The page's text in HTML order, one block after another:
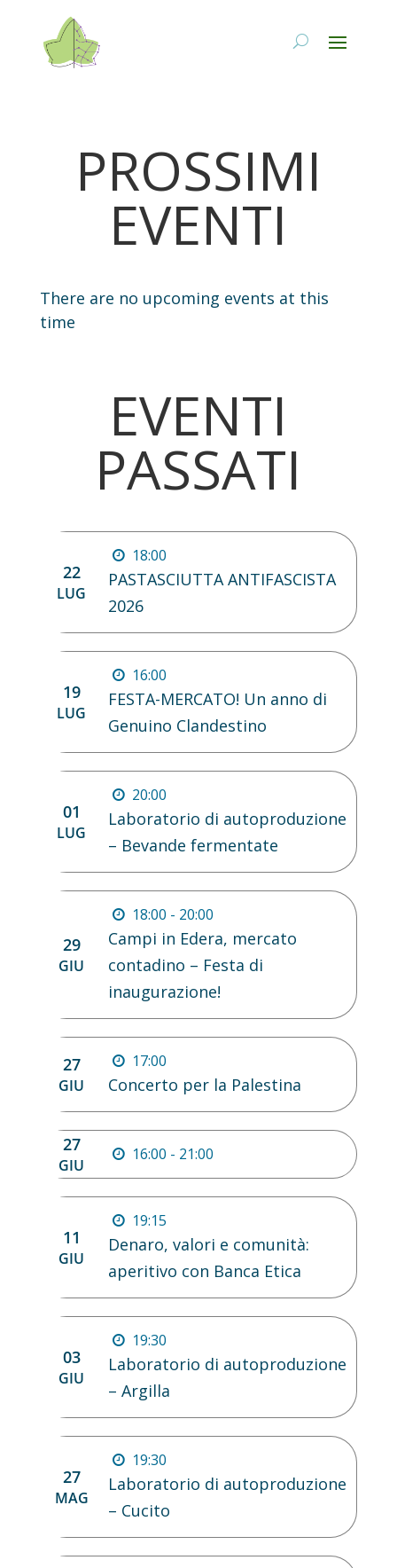
PROSSIMI
EVENTI
There are no upcoming events at this
time
EVENTI
PASSATI
22
LUG
18:00
PASTASCIUTTA ANTIFASCISTA
2026
19
LUG
16:00
FESTA-MERCATO! Un anno di
Genuino Clandestino
01
LUG
20:00
Laboratorio di autoproduzione
– Bevande fermentate
29
GIU
18:00 - 20:00
Campi in Edera, mercato
contadino – Festa di
inaugurazione!
27
GIU
17:00
Concerto per la Palestina
27
GIU
16:00 - 21:00
11
GIU
19:15
Denaro, valori e comunità:
aperitivo con Banca Etica
03
GIU
19:30
Laboratorio di autoproduzione
– Argilla
27
MAG
19:30
Laboratorio di autoproduzione
– Cucito